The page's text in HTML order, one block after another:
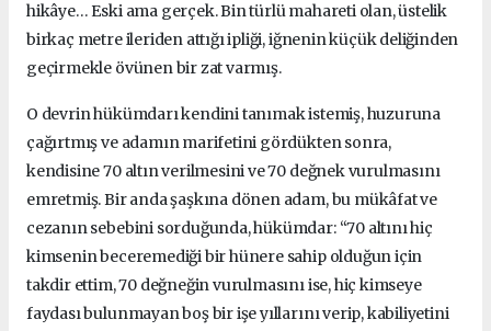
hikâye… Eski ama gerçek. Bin türlü mahareti olan, üstelik
birkaç metre ileriden attığı ipliği, iğnenin küçük deliğinden
geçirmekle övünen bir zat varmış.
O devrin hükümdarı kendini tanımak istemiş, huzuruna
çağırtmış ve adamın marifetini gördükten sonra,
kendisine 70 altın verilmesini ve 70 değnek vurulmasını
emretmiş. Bir anda şaşkına dönen adam, bu mükâfat ve
cezanın sebebini sorduğunda, hükümdar: “70 altını hiç
kimsenin beceremediği bir hünere sahip olduğun için
takdir ettim, 70 değneğin vurulmasını ise, hiç kimseye
faydası bulunmayan boş bir işe yıllarını verip, kabiliyetini